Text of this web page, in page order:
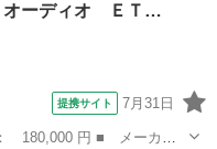
オーディオ ＥＴ…
提携サイト 7月31日